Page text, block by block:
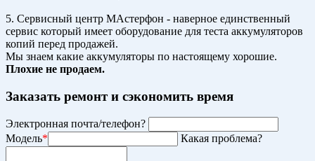
5. Сервисный центр МАстерфон - наверное единственный
сервис который имеет оборудование для теста аккумуляторов
копий перед продажей.
Мы знаем какие аккумуляторы по настоящему хорошие.
Плохие не продаем.
Заказать ремонт и сэкономить время
Электронная почта/телефон?
Модель* Какая проблема?